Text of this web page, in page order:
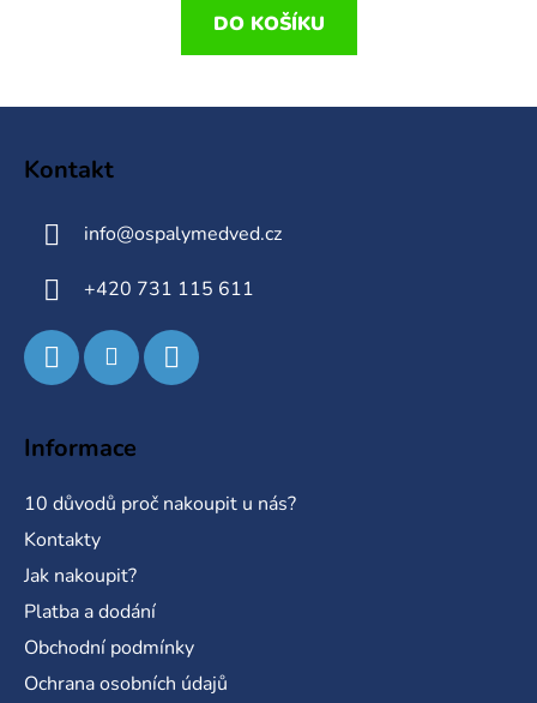
DO KOŠÍKU
Kontakt
info@ospalymedved.cz
+420 731 115 611
Informace
10 důvodů proč nakoupit u nás?
Kontakty
Jak nakoupit?
Platba a dodání
Obchodní podmínky
Ochrana osobních údajů